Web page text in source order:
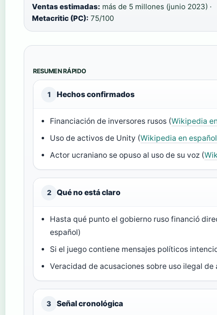
Ventas estimadas: más de 5 millones (junio 2023) ·
Metacritic (PC): 75/100
RESUMEN RÁPIDO
1 Hechos confirmados
Financiación de inversores rusos (Wikipedia
Uso de activos de Unity (Wikipedia en español
Actor ucraniano se opuso al uso de su voz (
2 Qué no está claro
Hasta qué punto el gobierno ruso financió
español)
Si el juego contiene mensajes políticos
Veracidad de acusaciones sobre uso ilegal
3 Señal cronológica